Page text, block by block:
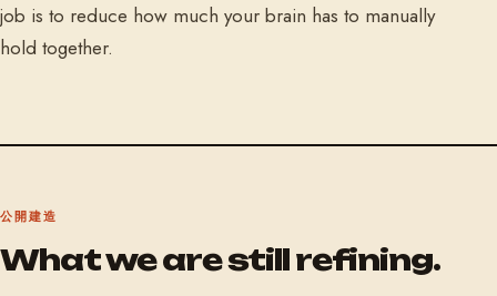
job is to reduce how much your brain has to manually
hold together.
公開建造
What we are still refining.